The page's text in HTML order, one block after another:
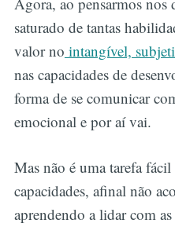
saturado de tantas
valor no intangível,
nas capacidades de
forma de se comunicar
emocional e por aí vai.
Mas não é uma tarefa fácil
capacidades, afinal não
aprendendo a lidar com